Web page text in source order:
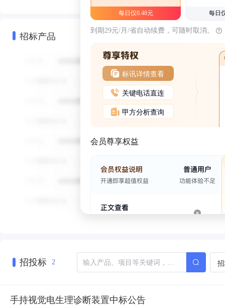
招标产品
每日仅0.48元 每日
到期29元/月/省自动续费，可随时取消。
标讯详情查看
关键电话直连
甲方分析查询
会员尊享权益
招投标 2
手持视觉电生理诊断装置中标公告